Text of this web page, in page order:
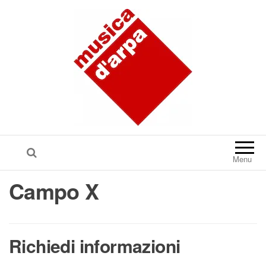
Menu
Campo X
Richiedi informazioni